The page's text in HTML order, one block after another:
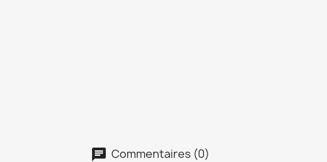
Commentaires (0)